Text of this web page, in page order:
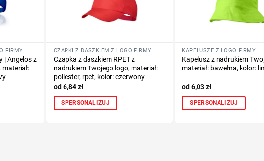
FIRMY
| Angelos z
CZAPKI Z DASZKIEM Z LOGO FIRMY
Czapka z daszkiem RPET z
nadrukiem Twojego logo, materiał:
poliester, rpet, kolor: czerwony
6,84zł
SPERSONALIZUJ
KAPELUSZE Z LOGO FIRMY
Kapelusz z nadrukiem
materiał: bawełna, kolor:
6,03zł
SPERSONALIZUJ